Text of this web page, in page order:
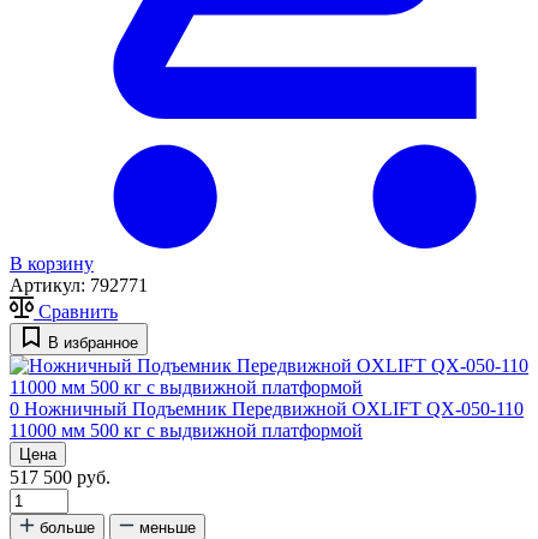
В корзину
Артикул: 792771
Сравнить
В избранное
0 Ножничный Подъемник Передвижной OXLIFT QX-050-110
11000 мм 500 кг с выдвижной платформой
Цена
517 500 руб.
больше меньше